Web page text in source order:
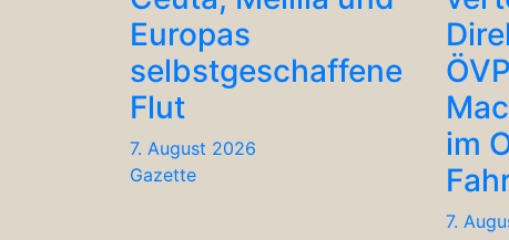
Europas
selbstgeschaffene
Flut
7. August 2026
Gazette
im
7.